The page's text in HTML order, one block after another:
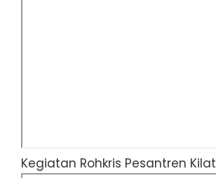
Kegiatan Rohkris Pesantren Kilat